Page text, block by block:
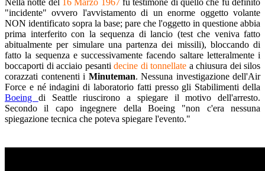
"incidente" ovvero l'avvistamento di un enorme oggetto volante
NON identificato sopra la base; pare che l'oggetto in questione abbia
prima interferito con la sequenza di lancio (test che veniva fatto
abitualmente per simulare una partenza dei missili), bloccando di
fatto la sequenza e successivamente facendo saltare letteralmente i
boccaporti di acciaio pesanti decine di tonnellate a chiusura dei silos
corazzati contenenti i Minuteman. Nessuna investigazione dell'Air
Force e né indagini di laboratorio fatti presso gli Stabilimenti della
Boeing di Seattle riuscirono a spiegare il motivo dell'arresto.
Secondo il capo ingegnere della Boeing "non c'era nessuna
spiegazione tecnica che poteva spiegare l'evento."